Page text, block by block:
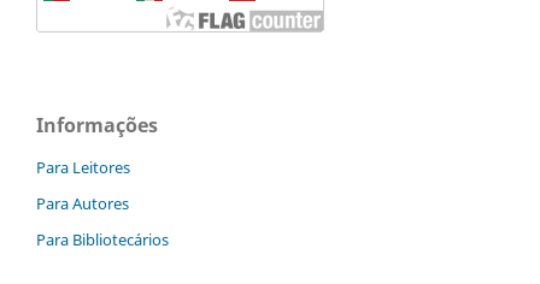
Informações
Para Leitores
Para Autores
Para Bibliotecários